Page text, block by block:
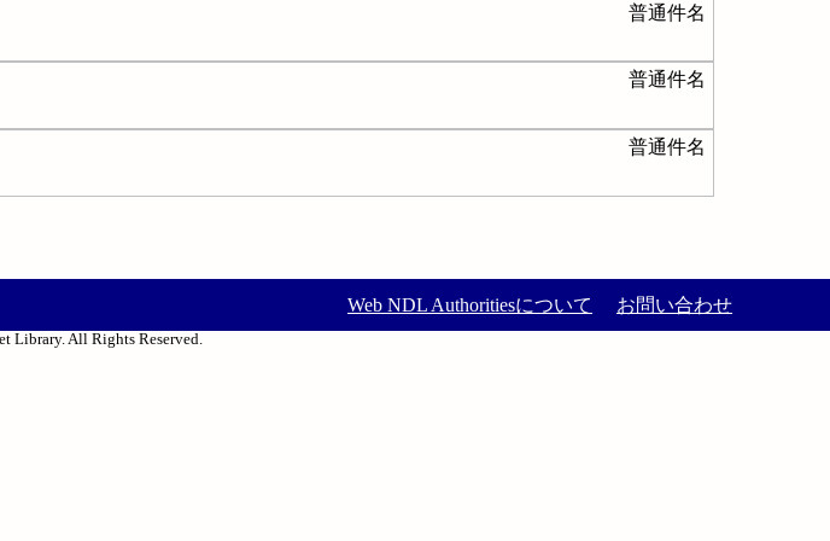
普通件名
普通件名
普通件名
Web NDL Authoritiesについて お問い合わせ
Library. All Rights Reserved.